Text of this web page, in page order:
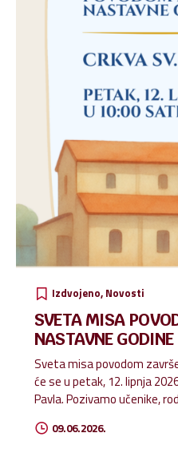
Izdvojeno Novosti
SVETA MISA
NASTAVNE GODINE
Sveta misa povodom
će se u petak, 12. lipnja
Pavla. Pozivamo učenike,
uspjehe i zajedništvo
09.06.2026.